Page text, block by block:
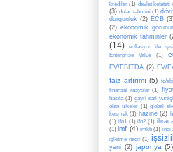
krediler (1) devlet kefateti
(3) dolar tahmini (1)
durgunluk (2) ECB
(2) ekonomik
ekonomik tahminler
(14)
enflasyon ile
Enterprise Value (1)
EV/EBITDA (2) EV/
faiz artırımı (5) fd/
finansal rasyolar (1)
hasıla (1) gayri safi
olan ülkeler (1) global
kesmek (1) hazine (2)
(1) ifo1 (1) ifo2 (1)
(1) imf (4) imkb (1) inci
işletme nedir (1)
yeni (2) japonya (5)